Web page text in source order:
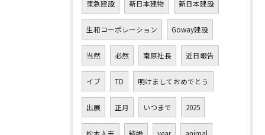
東急建設 新日本建物 新日本建設
生和コーポレーション Goway建設
当然 必然 南原社長 近日報告
イブ TD 明けましておめでとう
出展 正月 いつまで 2025
松本人志 結婚 year animal